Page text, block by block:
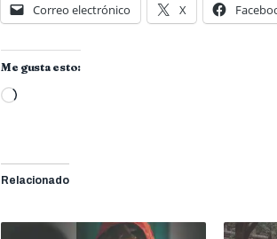
Correo electrónico X
Me gusta esto:
Cargando...
Relacionado